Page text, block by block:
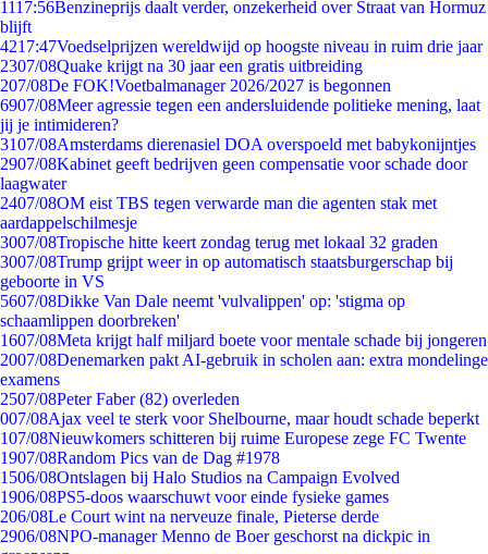
1117:56Benzineprijs daalt verder, onzekerheid over Straat van Hormuz
blijft
4217:47Voedselprijzen wereldwijd op hoogste niveau in ruim drie jaar
2307/08Quake krijgt na 30 jaar een gratis uitbreiding
207/08De FOK!Voetbalmanager 2026/2027 is begonnen
6907/08Meer agressie tegen een andersluidende politieke mening, laat
jij je intimideren?
3107/08Amsterdams dierenasiel DOA overspoeld met babykonijntjes
2907/08Kabinet geeft bedrijven geen compensatie voor schade door
laagwater
2407/08OM eist TBS tegen verwarde man die agenten stak met
aardappelschilmesje
3007/08Tropische hitte keert zondag terug met lokaal 32 graden
3007/08Trump grijpt weer in op automatisch staatsburgerschap bij
geboorte in VS
5607/08Dikke Van Dale neemt 'vulvalippen' op: 'stigma op
schaamlippen doorbreken'
1607/08Meta krijgt half miljard boete voor mentale schade bij jongeren
2007/08Denemarken pakt AI-gebruik in scholen aan: extra mondelinge
examens
2507/08Peter Faber (82) overleden
007/08Ajax veel te sterk voor Shelbourne, maar houdt schade beperkt
107/08Nieuwkomers schitteren bij ruime Europese zege FC Twente
1907/08Random Pics van de Dag #1978
1506/08Ontslagen bij Halo Studios na Campaign Evolved
1906/08PS5-doos waarschuwt voor einde fysieke games
206/08Le Court wint na nerveuze finale, Pieterse derde
2906/08NPO-manager Menno de Boer geschorst na dickpic in